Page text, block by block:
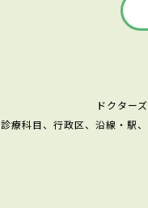
ドクター
診療科目、行政区、沿線・駅